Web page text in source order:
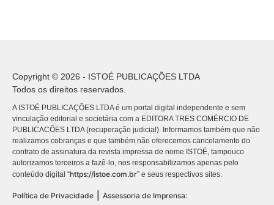
Copyright © 2026 - ISTOÉ PUBLICAÇÕES LTDA
Todos os direitos reservados.
A ISTOÉ PUBLICAÇÕES LTDA é um portal digital independente e sem
vinculação editorial e societária com a EDITORA TRES COMÉRCIO DE
PUBLICACÕES LTDA (recuperação judicial). Informamos também que não
realizamos cobranças e que também não oferecemos cancelamento do
contrato de assinatura da revista impressa de nome ISTOÉ, tampouco
autorizamos terceiros a fazê-lo, nos responsabilizamos apenas pelo
conteúdo digital “https://istoe.com.br” e seus respectivos sites.
Política de Privacidade Assessoria de Imprensa: